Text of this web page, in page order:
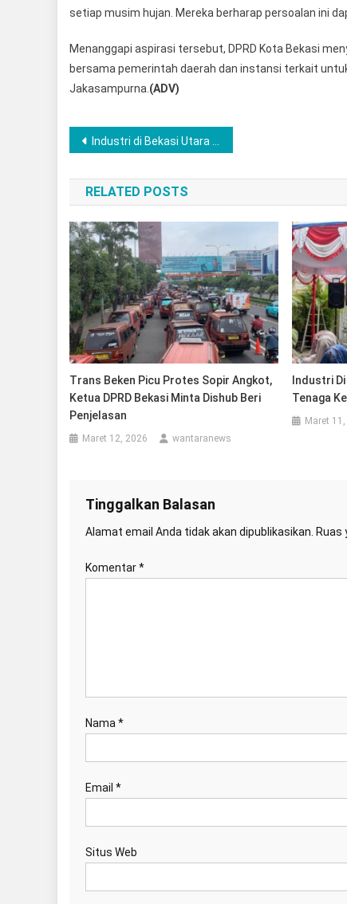
setiap musim hujan. Mereka berharap persoalan ini
Menanggapi aspirasi tersebut, DPRD Kota Bekasi
bersama pemerintah daerah dan instansi terkait
Jakasampurna. (ADV)
Navigasi
pos
Industri di Bekasi Utara Prioritaskan Tenaga Kerja Lokal, DPRD Beri Apresiasi
RELATED POSTS
Trans Beken Picu Protes Sopir Angkot,
Ketua DPRD Bekasi Minta Dishub Beri
Penjelasan
Maret 12, 2026 wantaranews
Industri
Tenaga
Maret
Tinggalkan Balasan
Alamat email Anda tidak akan dipublikasikan. Ruas
Komentar*
Nama *
Email *
Situs Web